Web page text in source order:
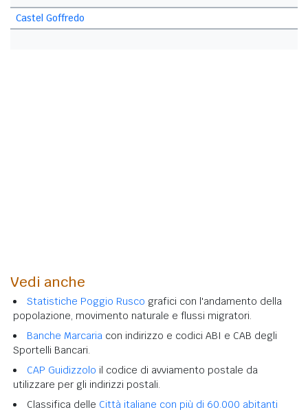
Castel Goffredo
Vedi anche
Statistiche Poggio Rusco grafici con l'andamento della
popolazione, movimento naturale e flussi migratori.
Banche Marcaria con indirizzo e codici ABI e CAB degli
Sportelli Bancari.
CAP Guidizzolo il codice di avviamento postale da
utilizzare per gli indirizzi postali.
Classifica delle Città italiane con più di 60.000 abitanti